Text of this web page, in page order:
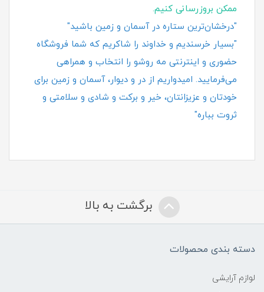
ممکن بروزرسانی کنیم.
"درخشان‌ترین ستاره در آسمان و زمین باشید"
"بسیار خرسندیم و خداوند را شاکریم که شما فروشگاه
حضوری و اینترنتی مه روشو را انتخاب و همراهی
می‌فرمایید. امیدواریم از در و دیوار، آسمان و زمین برای
خودتان و عزیزانتان، خیر و برکت و شادی و سلامتی و
ثروت بباره"
برگشت به بالا
دسته بندی محصولات
لوازم آرایشی